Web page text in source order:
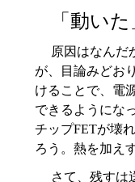
「動いた
原因はなんだ
が、目論みどお
けることで、電
できるようにな
チップFETが壊
ろう。熱を加え
さて、残すは